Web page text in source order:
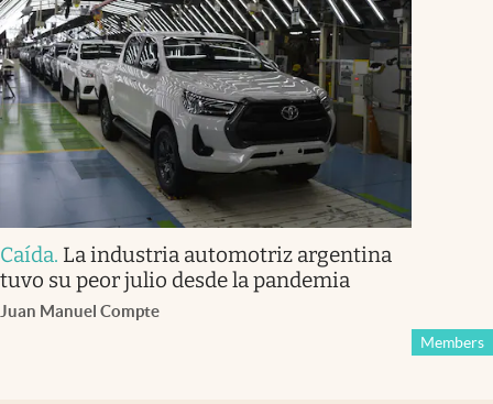
Caída. La industria automotriz argentina
tuvo su peor julio desde la pandemia
Juan Manuel Compte
Members